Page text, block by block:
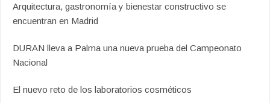
Arquitectura, gastronomía y bienestar constructivo se
encuentran en Madrid
DURAN lleva a Palma una nueva prueba del Campeonato
Nacional
El nuevo reto de los laboratorios cosméticos